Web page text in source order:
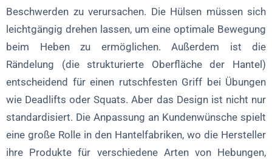
Beschwerden zu verursachen. Die Hülsen müssen sich
leichtgängig drehen lassen, um eine optimale Bewegung
beim Heben zu ermöglichen. Außerdem ist die
Rändelung (die strukturierte Oberfläche der Hantel)
entscheidend für einen rutschfesten Griff bei Übungen
wie Deadlifts oder Squats. Aber das Design ist nicht nur
standardisiert. Die Anpassung an Kundenwünsche spielt
eine große Rolle in den Hantelfabriken, wo die Hersteller
ihre Produkte für verschiedene Arten von Hebungen,